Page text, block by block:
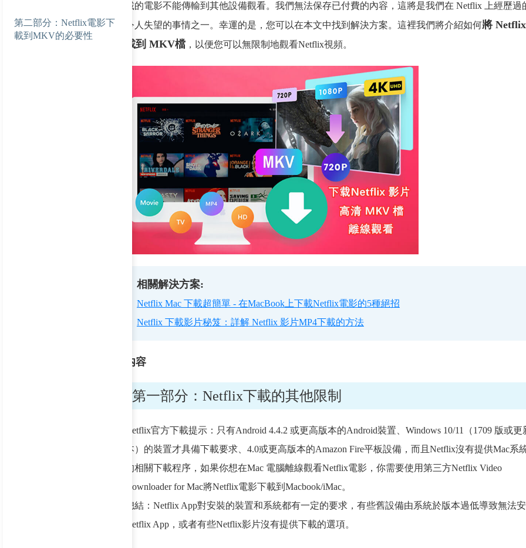
載的電影不能傳輸到其他設備觀看。我們無法保存已付費的內容，這將是我們在 Netflix 上經歷過
令人失望的事情之一。幸運的是，您可以在本文中找到解決方案。這裡我們將介紹如何將
載到 MKV檔 ，以便您可以無限制地觀看Netflix視頻。
相關解決方案:
Netflix Mac 下載超簡單 - 在MacBook上下載Netflix電影的5種絕招
Netflix 下載影片秘笈：詳解 Netflix 影片MP4下載的方法
内容
第一部分：Netflix下載的其他限制
Netflix官方下載提示：只有Android 4.4.2 或更高版本的Android裝置、Windows 10/11（1709 版或更
本）的裝置才具備下載要求、4.0或更高版本的Amazon Fire平板設備，而且Netflix沒有提供Mac系
的相關下載程序，如果你想在Mac 電腦離線觀看Netflix電影，你需要使用第三方Netflix Video
Downloader for Mac將Netflix電影下載到Macbook/iMac。
總結：Netflix App對安裝的裝置和系統都有一定的要求，有些舊設備由系統於版本過低導致無法
Netflix App，或者有些Netflix影片沒有提供下載的選項。
第二部分：Netflix電影下
載到MKV的必要性